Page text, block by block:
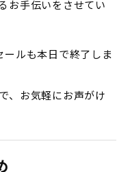
お手伝いをさせてい
ールも本日で終了しま
、お気軽にお声がけ